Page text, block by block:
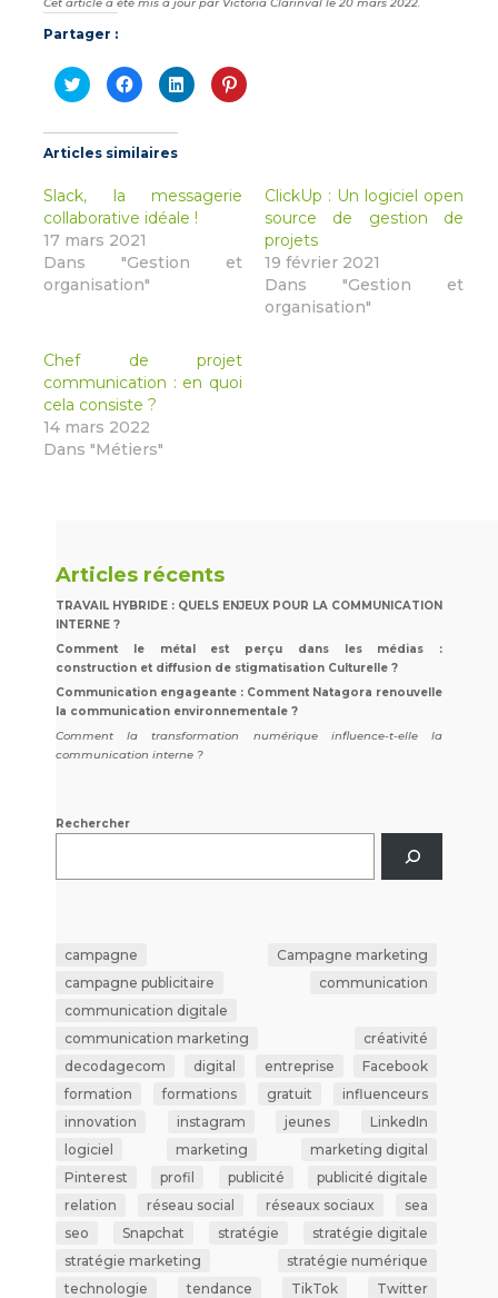
Cet article a été mis à jour par Victoria Clarinval le 20 mars 2022.
Partager :
Cliquez
pour
partager
Twitter(ouvre
dans
une
fenêtre)
Cliquez
pour
partager
Facebook(ouvre
dans
une
Cliquez
pour
partager
fenêtre)
Cliquez
pour
fenêtre)
Articles similaires
Slack, la messagerie
collaborative idéale !
17 mars 2021
Dans "Gestion et
organisation"
ClickUp : Un logiciel open
source de gestion de
projets
19 février 2021
Dans "Gestion et
organisation"
Chef de projet
communication : en quoi
cela consiste ?
14 mars 2022
Dans "Métiers"
Articles récents
TRAVAIL HYBRIDE : QUELS ENJEUX POUR LA COMMUNICATION
INTERNE ?
Comment le métal est perçu dans les médias :
construction et diffusion de stigmatisation Culturelle ?
Communication engageante : Comment Natagora renouvelle
la communication environnementale ?
Comment la transformation numérique influence-t-elle la
communication interne ?
Rechercher
campagne
Campagne marketing
campagne publicitaire
communication
communication digitale
communication marketing
créativité
decodagecom
digital entreprise
Facebook
formation
formations gratuit
influenceurs
innovation
instagram jeunes
LinkedIn
logiciel
marketing
marketing digital
Pinterest
profil publicité
publicité digitale
relation
réseau social réseaux sociaux
sea
seo
Snapchat stratégie
stratégie digitale
stratégie marketing
stratégie numérique
technologie
tendance TikTok Twitter